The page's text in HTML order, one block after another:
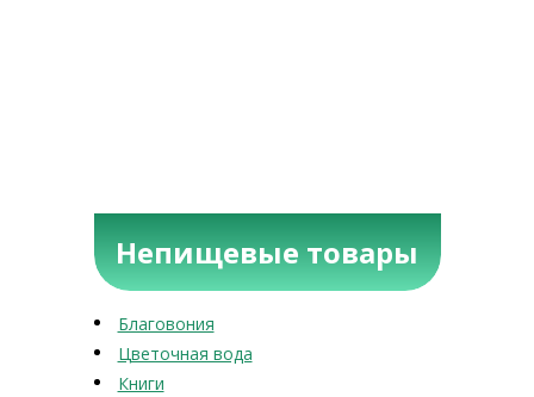
Непищевые товары
Благовония
Цветочная вода
Книги